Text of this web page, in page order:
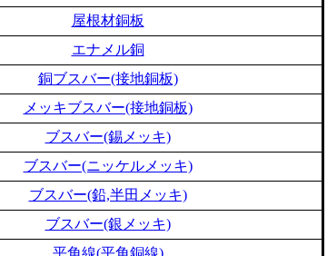
屋根材銅板
エナメル銅
銅ブスバー(接地銅板)
メッキブスバー(接地銅板)
ブスバー(錫メッキ)
ブスバー(ニッケルメッキ)
ブスバー(鉛,半田メッキ)
ブスバー(銀メッキ)
平角線(平角銅線)